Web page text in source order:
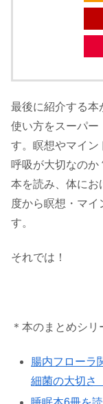
最後に紹介する本
使い方をスーパー
す。瞑想やマイン
呼吸が大切なの
本を読み、体にお
度から瞑想・マ
す。
それでは！
＊本のまとめシリ
腸内フローラ
細菌の大切さ